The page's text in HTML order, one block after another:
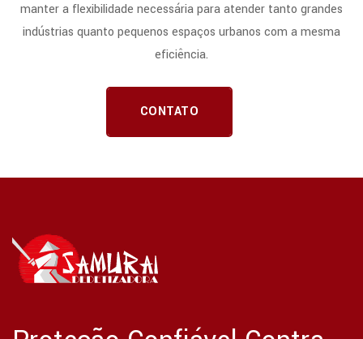
manter a flexibilidade necessária para atender tanto grandes
indústrias quanto pequenos espaços urbanos com a mesma
eficiência.
CONTATO